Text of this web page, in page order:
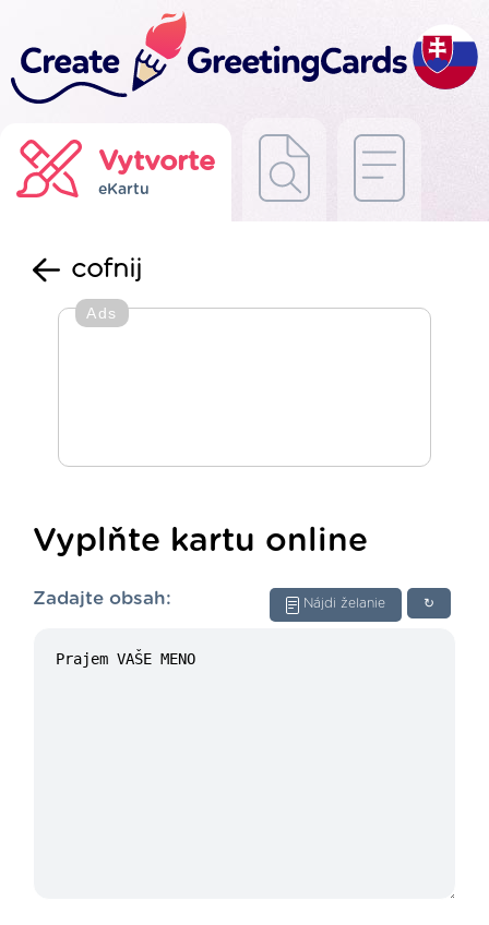
Vytvorte
eKartu
cofnij
Ads
Vyplňte kartu online
↻
Nájdi želanie
Zadajte obsah: